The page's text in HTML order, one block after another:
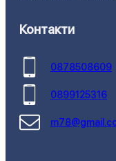
Контакти
0878508609
0899125316